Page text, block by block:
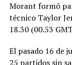
Morant formó
técnico Taylor
18.30 (00.53
El pasado 16 de
25 partidos sin